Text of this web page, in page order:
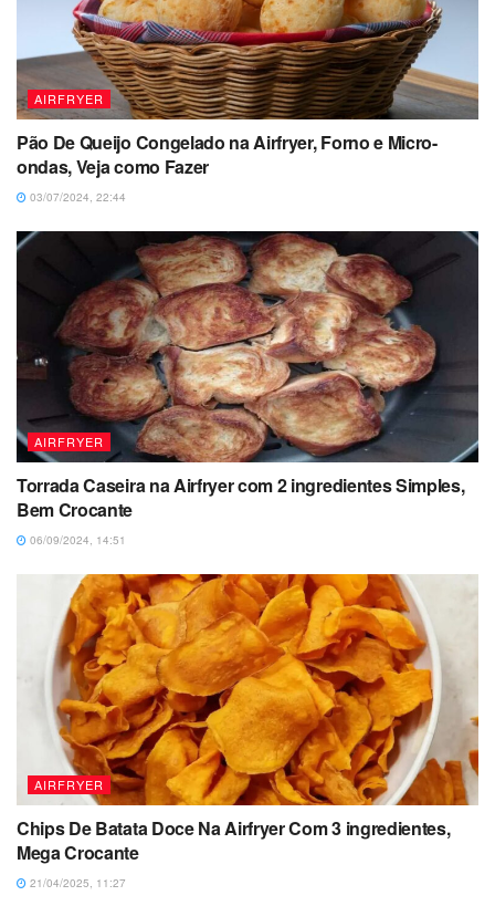
AIRFRYER
Pão De Queijo Congelado na Airfryer, Forno e Micro-
ondas, Veja como Fazer
03/07/2024, 22:44
AIRFRYER
Torrada Caseira na Airfryer com 2 ingredientes Simples,
Bem Crocante
06/09/2024, 14:51
AIRFRYER
Chips De Batata Doce Na Airfryer Com 3 ingredientes,
Mega Crocante
21/04/2025, 11:27